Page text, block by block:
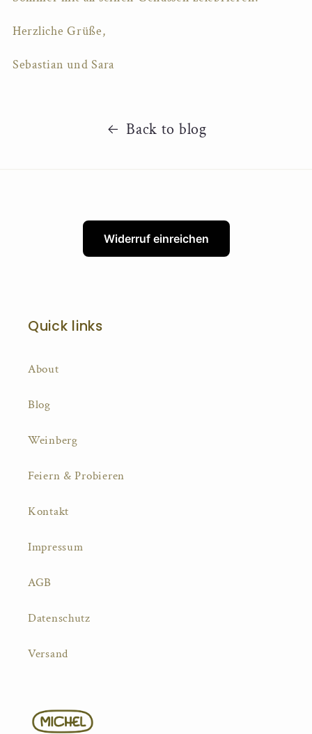
Herzliche Grüße,
Sebastian und Sara
Back to blog
Widerruf einreichen
Quick links
About
Blog
Weinberg
Feiern & Probieren
Kontakt
Impressum
AGB
Datenschutz
Versand